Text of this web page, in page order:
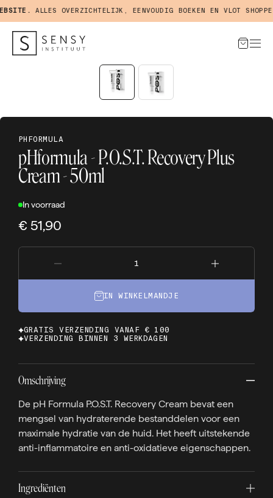
ALLES OVERZICHTELIJK, EENVOUDIG BOEKEN EN VLOT
PHFORMULA
pHformula - P.O.S.T. Recovery Plus
Cream - 50ml
In voorraad
€ 51,90
IN WINKELMANDJE
GRATIS VERZENDING VANAF € 100
VERZENDING BINNEN 3 WERKDAGEN
Omschrijving
De pH Formula P.O.S.T. Recovery Cream bevat een
mengsel van hydraterende bestanddelen voor een
maximale hydratie van de huid. Het heeft uitstekende
anti-inflammatoire en anti-oxidatieve eigenschappen.
Ingrediënten